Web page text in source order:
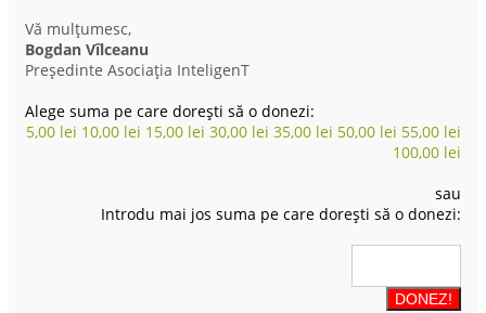
Vă mulțumesc,
Bogdan Vîlceanu
Președinte Asociația InteligenT
Alege suma pe care dorești să o donezi:
5,00 lei 10,00 lei 15,00 lei 30,00 lei 35,00 lei 50,00 lei 55,00 lei
100,00 lei
sau
Introdu mai jos suma pe care dorești să o donezi: